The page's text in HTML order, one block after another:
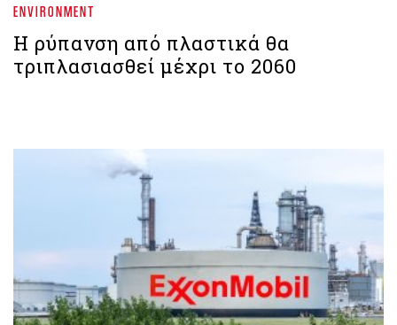
ENVIRONMENT
Η ρύπανση από πλαστικά θα
τριπλασιασθεί μέχρι το 2060